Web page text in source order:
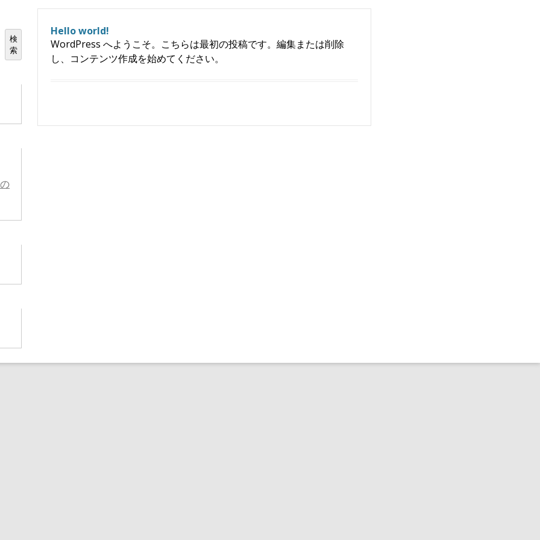
Hello world!
WordPress へようこそ。こちらは最初の投稿です。編集または削除
し、コンテンツ作成を始めてください。
検
索